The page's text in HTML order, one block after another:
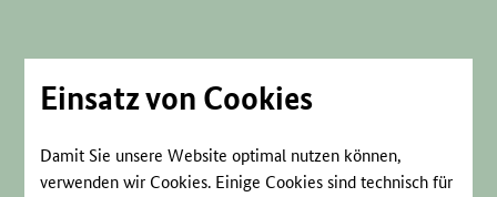
Einsatz von Cookies
Damit Sie unsere Website optimal nutzen können,
verwenden wir Cookies. Einige Cookies sind technisch für